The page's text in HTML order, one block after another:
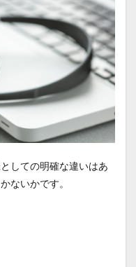
しての明確な違いはあ
ないかです。